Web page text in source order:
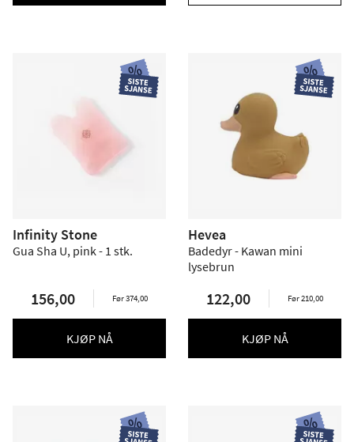
Infinity Stone
Gua Sha U, pink - 1 stk.
156,00 Før 374,00
KJØP NÅ
Hevea
Badedyr - Kawan mini
lysebrun
122,00 Før 210,00
KJØP NÅ